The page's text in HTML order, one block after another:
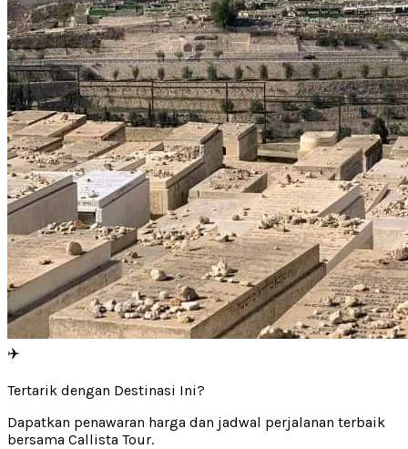
✈️
Tertarik dengan Destinasi Ini?
Dapatkan penawaran harga dan jadwal perjalanan terbaik
bersama Callista Tour.